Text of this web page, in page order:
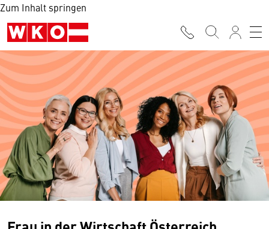
Zum Inhalt springen